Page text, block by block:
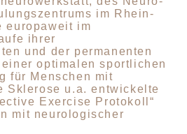
im Rhein-
europaweit im
ihrer
und der permanenten
optimalen sportlichen
für Menschen mit
Sklerose u.a. entwickelte
Exercise Protokoll“
mit neurologischer